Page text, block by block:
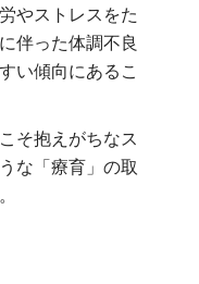
やストレスをた
伴った体調不良
い傾向にあるこ
そ抱えがちなス
な「療育」の取